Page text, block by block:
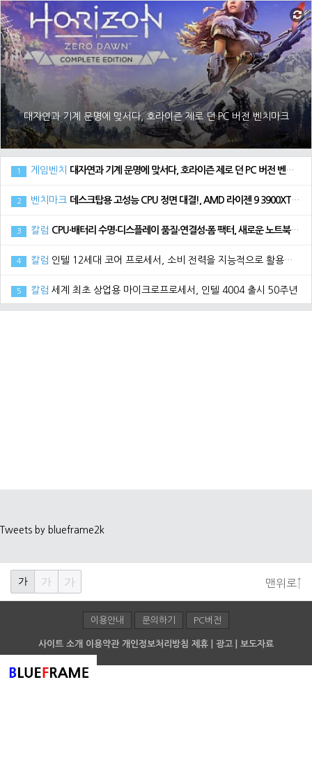
대자연과 기계 문명에 맞서다, 호라이즌 제로 던 PC 버전 벤치마크
1 게임벤치 대자연과 기계 문명에 맞서다, 호라이즌 제로 던 PC 버전 벤치마크
2 벤치마크 데스크탑용 고성능 CPU 정면 대결!, AMD 라이젠 9 3900XT vs 인텔 코어 i9 10900K
3 칼럼 CPU·배터리 수명·디스플레이 품질·연결성·폼 팩터, 새로운 노트북 구매 시 고려해야 할 5가지 요소
4 칼럼 인텔 12세대 코어 프로세서, 소비 전력을 지능적으로 활용하는 방법
5 칼럼 세계 최초 상업용 마이크로프로세서, 인텔 4004 출시 50주년
Tweets by blueframe2k
맨위로↑
가 가 가
이용안내 문의하기 PC버전
사이트 소개 이용약관 개인정보처리방침 제휴 | 광고 | 보도자료